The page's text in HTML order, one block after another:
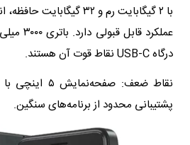
عملکرد
درگاه USB-C نقاط قوت آن هستند.
نقاط ضعف:
پشتیبانی محدود از برنامه‌های سنگین.